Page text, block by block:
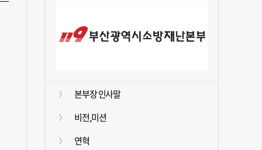
본부장 인사말
비전,미션
연혁